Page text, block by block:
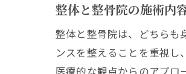
整体と整骨院の施術内
整体と整骨院は、どちらも
ンスを整えることを重視し
医療的な観点からのアプロ